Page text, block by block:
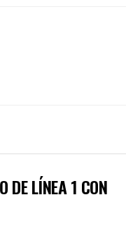
DE LÍNEA 1 CON